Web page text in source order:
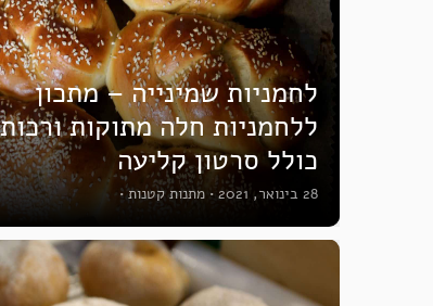
לחמניות שמינייה – מתכון
ללחמניות חלה מתוקות ורכות
כולל סרטון קליעה
28 בינואר, 2021 • מתנות קטנות •